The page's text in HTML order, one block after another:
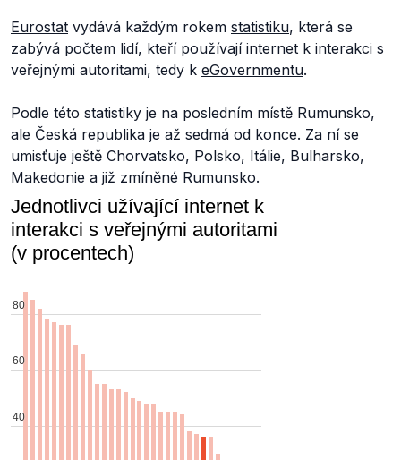
Eurostat vydává každým rokem statistiku, která se
zabývá počtem lidí, kteří používají internet k interakci s
veřejnými autoritami, tedy k eGovernmentu.
Podle této statistiky je na posledním místě Rumunsko,
ale Česká republika je až sedmá od konce. Za ní se
umisťuje ještě Chorvatsko, Polsko, Itálie, Bulharsko,
Makedonie a již zmíněné Rumunsko.